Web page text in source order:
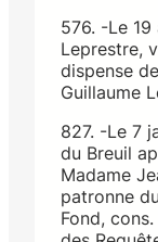
576. -Le 19
Leprestre,
dispense
Guillaume
827. -Le 7
du Breuil
Madame
patronne
Fond,